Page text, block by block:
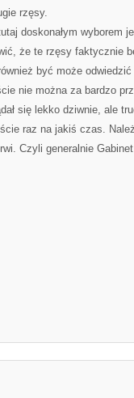
rzęsy.
doskonałym wyborem
że te rzęsy faktycznie
być może
nie można za bardzo
się lekko dziwnie, ale
raz na jakiś czas.
Czyli generalnie